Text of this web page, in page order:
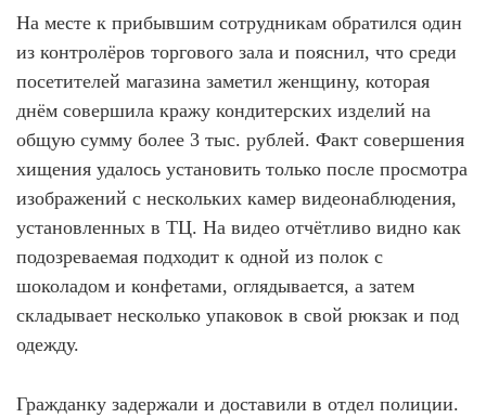
На месте к прибывшим сотрудникам обратился один
из контролёров торгового зала и пояснил, что среди
посетителей магазина заметил женщину, которая
днём совершила кражу кондитерских изделий на
общую сумму более 3 тыс. рублей. Факт совершения
хищения удалось установить только после просмотра
изображений с нескольких камер видеонаблюдения,
установленных в ТЦ. На видео отчётливо видно как
подозреваемая подходит к одной из полок с
шоколадом и конфетами, оглядывается, а затем
складывает несколько упаковок в свой рюкзак и под
одежду.
Гражданку задержали и доставили в отдел полиции.